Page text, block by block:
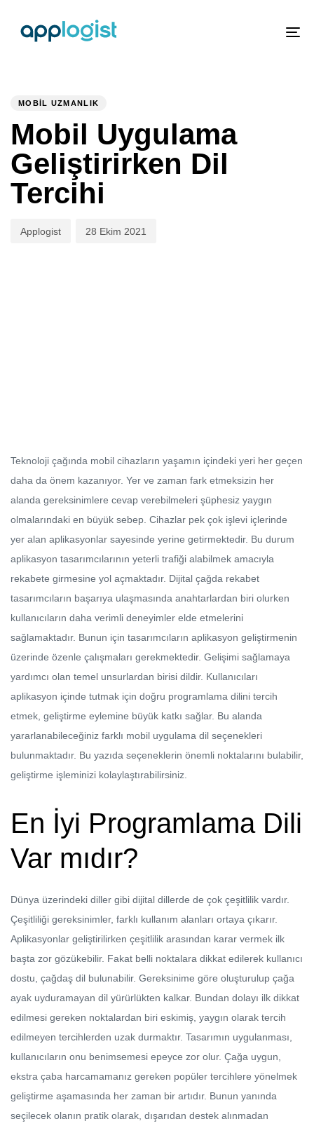
MOBIL UZMANLIK
Mobil Uygulama
Geliştirirken Dil
Tercihi
Applogist 28 Ekim 2021
Teknoloji çağında mobil cihazların yaşamın içindeki yeri her geçen
daha da önem kazanıyor. Yer ve zaman fark etmeksizin her
alanda gereksinimlere cevap verebilmeleri şüphesiz yaygın
olmalarındaki en büyük sebep. Cihazlar pek çok işlevi içlerinde
yer alan aplikasyonlar sayesinde yerine getirmektedir. Bu durum
aplikasyon tasarımcılarının yeterli trafiği alabilmek amacıyla
rekabete girmesine yol açmaktadır. Dijital çağda rekabet
tasarımcıların başarıya ulaşmasında anahtarlardan biri olurken
kullanıcıların daha verimli deneyimler elde etmelerini
sağlamaktadır. Bunun için tasarımcıların aplikasyon geliştirmenin
üzerinde özenle çalışmaları gerekmektedir. Gelişimi sağlamaya
yardımcı olan temel unsurlardan birisi dildir. Kullanıcıları
aplikasyon içinde tutmak için doğru programlama dilini tercih
etmek, geliştirme eylemine büyük katkı sağlar. Bu alanda
yararlanabileceğiniz farklı mobil uygulama dil seçenekleri
bulunmaktadır. Bu yazıda seçeneklerin önemli noktalarını bulabilir,
geliştirme işleminizi kolaylaştırabilirsiniz.
En İyi Programlama Dili
Var mıdır?
Dünya üzerindeki diller gibi dijital dillerde de çok çeşitlilik vardır.
Çeşitliliği gereksinimler, farklı kullanım alanları ortaya çıkarır.
Aplikasyonlar geliştirilirken çeşitlilik arasından karar vermek ilk
başta zor gözükebilir. Fakat belli noktalara dikkat edilerek kullanıcı
dostu, çağdaş dil bulunabilir. Gereksinime göre oluşturulup çağa
ayak uyduramayan dil yürürlükten kalkar. Bundan dolayı ilk dikkat
edilmesi gereken noktalardan biri eskimiş, yaygın olarak tercih
edilmeyen tercihlerden uzak durmaktır. Tasarımın uygulanması,
kullanıcıların onu benimsemesi epeyce zor olur. Çağa uygun,
ekstra çaba harcamamanız gereken popüler tercihlere yönelmek
geliştirme aşamasında her zaman bir artıdır. Bunun yanında
seçilecek olanın pratik olarak, dışarıdan destek alınmadan